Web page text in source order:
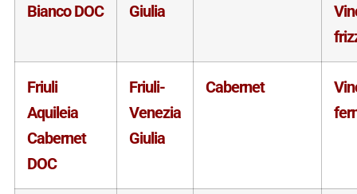
Bianco DOC
Giulia
Friuli
Aquileia
Cabernet
DOC
Friuli-
Venezia
Giulia
Cabernet